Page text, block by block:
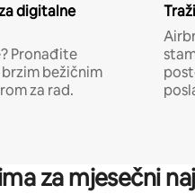
digitalne
Pronađite
bežičnim
za rad.
za mjesečni